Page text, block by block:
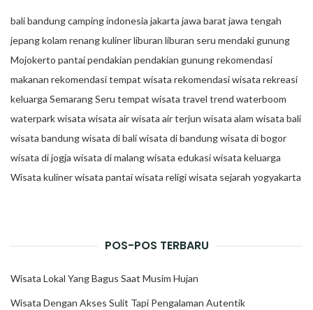
balibandungcampingindonesia jakarta jawa barat jawa tengah
jepangkolam renangkulinerliburan liburan seru mendaki gunung
Mojokerto pantaipendakian pendakian gunungrekomendasi
makanan rekomendasi tempat wisata rekomendasi wisata rekreasi
keluarga SemarangSeru tempat wisata travel trend waterboom
waterparkwisata wisata airwisata air terjun wisata alam wisata bali
wisata bandungwisata di baliwisata di bandungwisata di bogor
wisata di jogja wisata di malangwisata edukasiwisata keluarga
Wisata kulinerwisata pantaiwisata religiwisata sejarah yogyakarta
POS-POS TERBARU
Wisata Lokal Yang Bagus Saat Musim Hujan
Wisata Dengan Akses Sulit Tapi Pengalaman Autentik